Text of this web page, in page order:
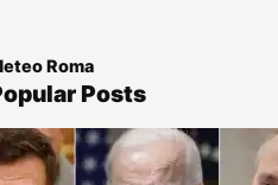
Roma
Posts